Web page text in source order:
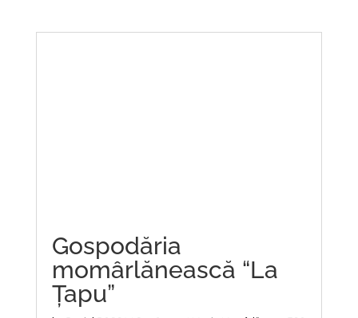
Gospodăria
momârlănească “La
Țapu”